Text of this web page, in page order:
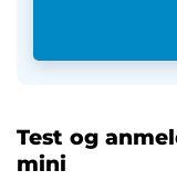
Test og
mini